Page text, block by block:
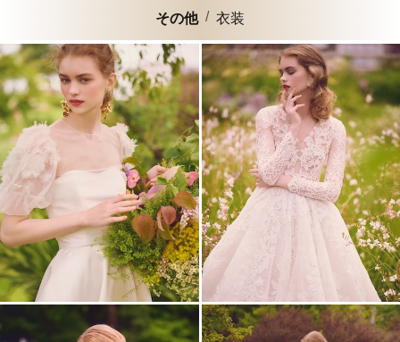
その他 衣装